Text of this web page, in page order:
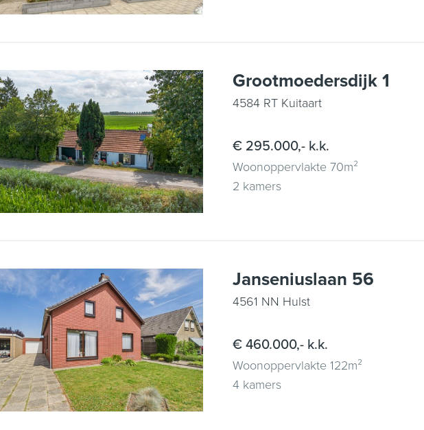
Grootmoedersdijk 1
4584 RT Kuitaart
€ 295.000,- k.k.
Woonoppervlakte 70m²
2 kamers
Janseniuslaan 56
4561 NN Hulst
€ 460.000,- k.k.
Woonoppervlakte 122m²
4 kamers